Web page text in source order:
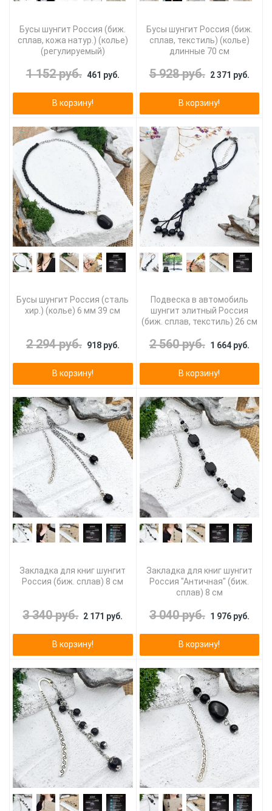
Бусы шунгит Россия (биж.
сплав, кожа натур.) (колье)
(регулируемый)
1 152 руб. 461 руб.
В корзину!
Бусы шунгит Россия (биж.
сплав, текстиль) (колье)
длинные 70 см
5 928 руб. 2 371 руб.
В корзину!
Бусы шунгит Россия (сталь
хир.) (колье) 6 мм 39 см
2 294 руб. 918 руб.
В корзину!
Подвеска в автомобиль
шунгит элитный Россия
(биж. сплав, текстиль) 26 см
2 560 руб. 1 664 руб.
В корзину!
Закладка для книг шунгит
Россия (биж. сплав) 8 см
3 340 руб. 2 171 руб.
В корзину!
Закладка для книг шунгит
Россия "Античная" (биж.
сплав) 8 см
3 040 руб. 1 976 руб.
В корзину!